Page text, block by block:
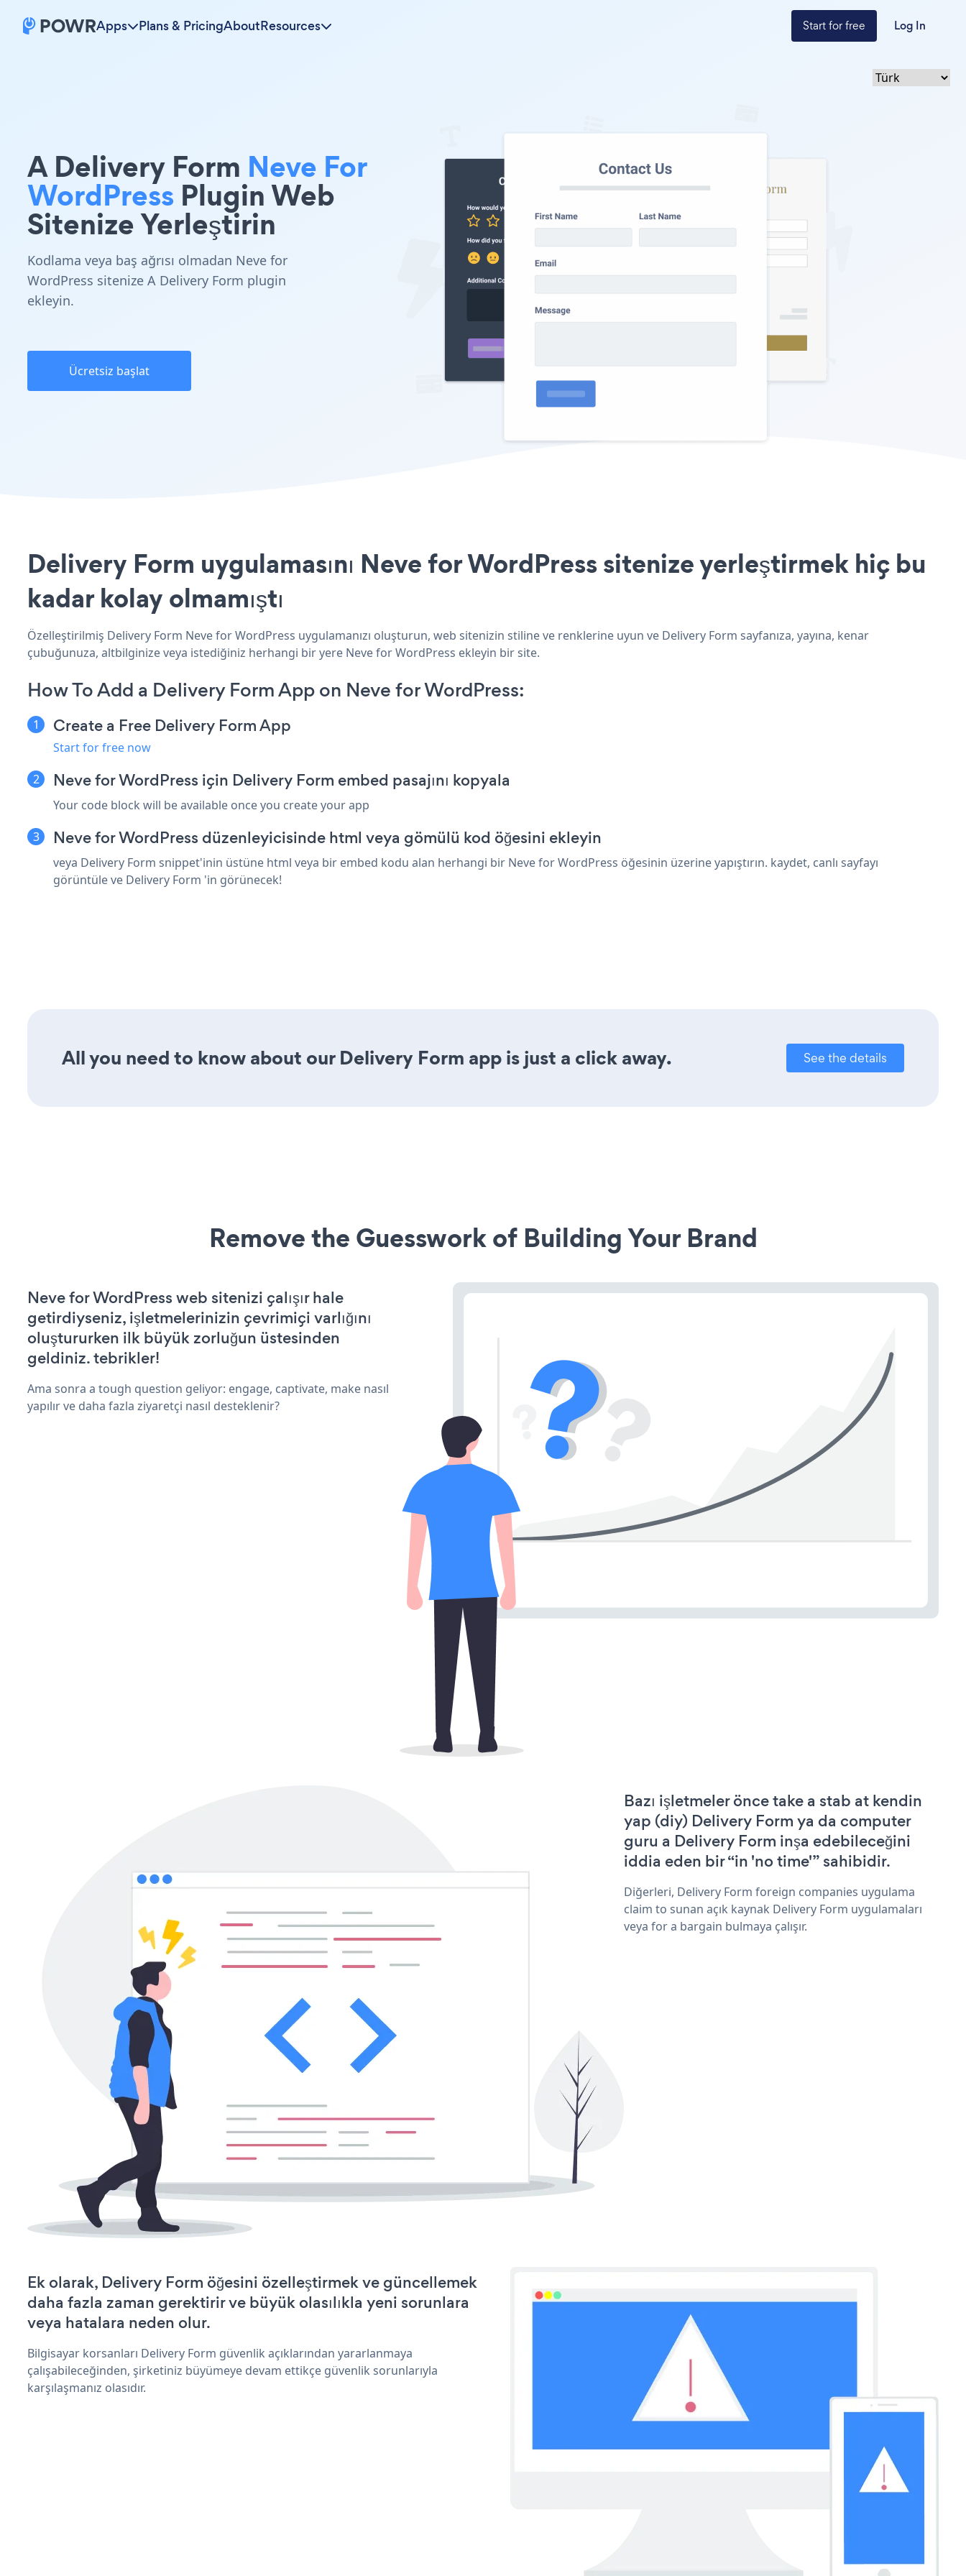
Apps Plans & PricingAboutResources Start for free Log In
A Delivery Form Neve For
WordPress Plugin Web
Sitenize Yerleştirin
Kodlama veya baş ağrısı olmadan Neve for
WordPress sitenize A Delivery Form plugin
ekleyin.
Ücretsiz başlat
Delivery Form uygulamasını Neve for WordPress sitenize yerleştirmek hiç bu
kadar kolay olmamıştı
Özelleştirilmiş Delivery Form Neve for WordPress uygulamanızı oluşturun, web sitenizin stiline ve renklerine uyun ve Delivery Form sayfanıza, yayına, kenar
çubuğunuza, altbilginize veya istediğiniz herhangi bir yere Neve for WordPress ekleyin bir site.
How To Add a Delivery Form App on Neve for WordPress:
Create a Free Delivery Form App
Start for free now
Neve for WordPress için Delivery Form embed pasajını kopyala
Your code block will be available once you create your app
Neve for WordPress düzenleyicisinde html veya gömülü kod öğesini ekleyin
veya Delivery Form snippet'inin üstüne html veya bir embed kodu alan herhangi bir Neve for WordPress öğesinin üzerine yapıştırın. kaydet, canlı sayfayı
görüntüle ve Delivery Form 'in görünecek!
All you need to know about our Delivery Form app is just a click away. See the details
Remove the Guesswork of Building Your Brand
Neve for WordPress web sitenizi çalışır hale
getirdiyseniz, işletmelerinizin çevrimiçi varlığını
oluştururken ilk büyük zorluğun üstesinden
geldiniz. tebrikler!
Ama sonra a tough question geliyor: engage, captivate, make nasıl
yapılır ve daha fazla ziyaretçi nasıl desteklenir?
Bazı işletmeler önce take a stab at kendin
yap (diy) Delivery Form ya da computer
guru a Delivery Form inşa edebileceğini
iddia eden bir “in 'no time'” sahibidir.
Diğerleri, Delivery Form foreign companies uygulama
claim to sunan açık kaynak Delivery Form uygulamaları
veya for a bargain bulmaya çalışır.
Ek olarak, Delivery Form öğesini özelleştirmek ve güncellemek
daha fazla zaman gerektirir ve büyük olasılıkla yeni sorunlara
veya hatalara neden olur.
Bilgisayar korsanları Delivery Form güvenlik açıklarından yararlanmaya
çalışabileceğinden, şirketiniz büyümeye devam ettikçe güvenlik sorunlarıyla
karşılaşmanız olasıdır.